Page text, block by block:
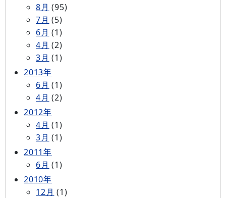
8月 (95)
7月 (5)
6月 (1)
4月 (2)
3月 (1)
2013年
6月 (1)
4月 (2)
2012年
4月 (1)
3月 (1)
2011年
6月 (1)
2010年
12月 (1)